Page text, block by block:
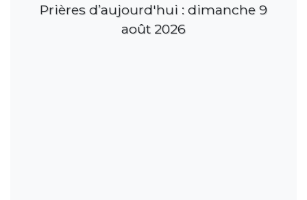
Prières d’aujourd'hui : dimanche 9
août 2026